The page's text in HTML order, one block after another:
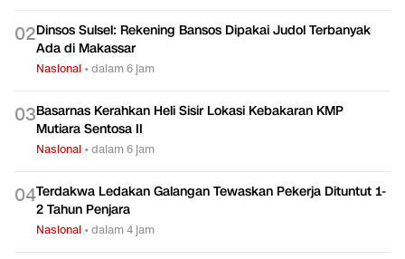
02Dinsos Sulsel: Rekening Bansos Dipakai Judol Terbanyak
Ada di Makassar
Nasional •dalam 6 jam
03Basarnas Kerahkan Heli Sisir Lokasi Kebakaran KMP
Mutiara Sentosa II
Nasional •dalam 6 jam
04Terdakwa Ledakan Galangan Tewaskan Pekerja Dituntut 1-
2 Tahun Penjara
Nasional •dalam 4 jam